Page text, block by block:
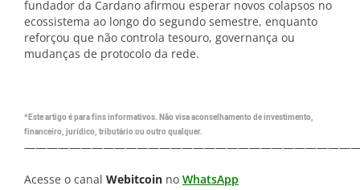
fundador da Cardano afirmou esperar novos colapsos no
ecossistema ao longo do segundo semestre, enquanto
reforçou que não controla tesouro, governança ou
mudanças de protocolo da rede.
*Este artigo é para fins informativos. Não visa aconselhamento de investimento,
financeiro, jurídico, tributário ou outro qualquer.
Acesse o canal Webitcoin no WhatsApp